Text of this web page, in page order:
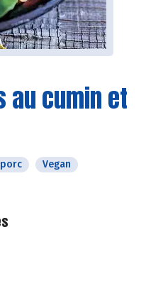
au cumin et
Vegan